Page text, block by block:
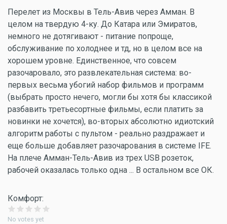
Перелет из Москвы в Тель-Авив через Амман. В
целом на твердую 4-ку. До Катара или Эмиратов,
немного не дотягивают - питание попроще,
обслуживание по холоднее и тд, но в целом все на
хорошем уровне. Единственное, что совсем
разочаровало, это развлекательная система: во-
первых весьма убогий набор фильмов и программ
(выбрать просто нечего, могли бы хотя бы классикой
разбавить третьесортные фильмы, если платить за
новинки не хочется), во-вторых абсолютно идиотский
алгоритм работы с пультом - реально раздражает и
еще больше добавляет разочарования в системе IFE.
На плече Амман-Тель-Авив из трех USB розеток,
рабочей оказалась только одна ... В остальном все ОК.
Комфорт:
No votes yet